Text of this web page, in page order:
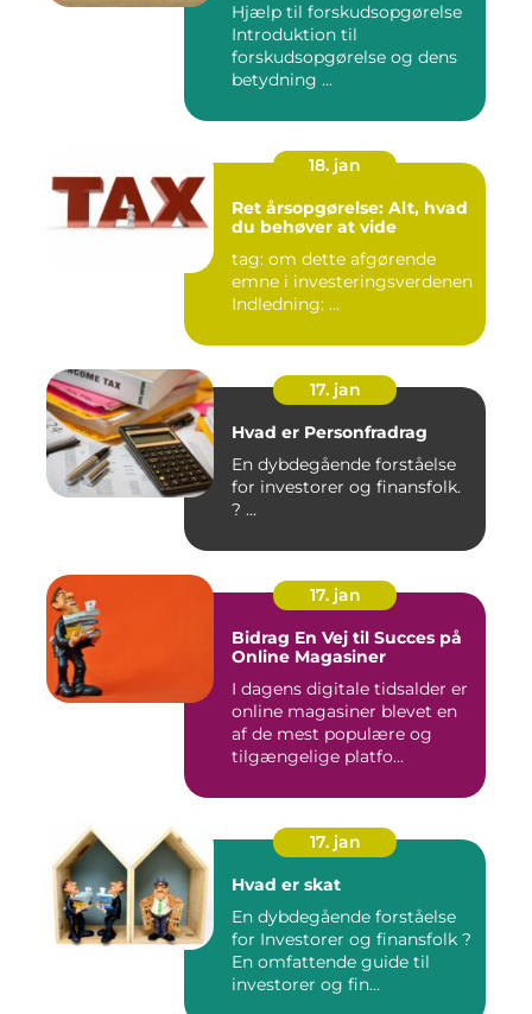
Hjælp til forskudsopgørelse
Introduktion til
forskudsopgørelse og dens
betydning ...
18. jan
Ret årsopgørelse: Alt, hvad
du behøver at vide
tag: om dette afgørende
emne i investeringsverdenen
Indledning: ...
17. jan
Hvad er Personfradrag
En dybdegående forståelse
for investorer og finansfolk.
? ...
17. jan
Bidrag En Vej til Succes på
Online Magasiner
I dagens digitale tidsalder er
online magasiner blevet en
af de mest populære og
tilgængelige platfo...
17. jan
Hvad er skat
En dybdegående forståelse
for Investorer og finansfolk ?
En omfattende guide til
investorer og fin...